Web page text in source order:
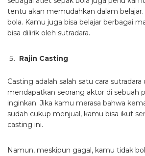
tentu akan memudahkan dalam belajar.
bola. Kamu juga bisa belajar berbagai
bisa dilirik oleh sutradara.
Rajin Casting
Casting adalah salah satu cara
mendapatkan seorang aktor di sebuah
inginkan. Jika kamu merasa bahwa
sudah cukup menjual, kamu bisa ikut
casting ini.
Namun, meskipun gagal, kamu tidak